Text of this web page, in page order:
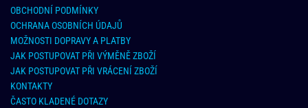
OBCHODNÍ PODMÍNKY
OCHRANA OSOBNÍCH ÚDAJŮ
MOŽNOSTI DOPRAVY A PLATBY
JAK POSTUPOVAT PŘI VÝMĚNĚ ZBOŽÍ
JAK POSTUPOVAT PŘI VRÁCENÍ ZBOŽÍ
KONTAKTY
ČASTO KLADENÉ DOTAZY